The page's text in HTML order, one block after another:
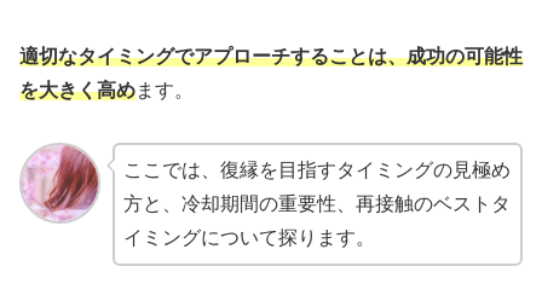
適切なタイミングでアプローチすることは、成功の可能性
を大きく高めます。
ここでは、復縁を目指すタイミングの見極め
方と、冷却期間の重要性、再接触のベストタ
イミングについて探ります。